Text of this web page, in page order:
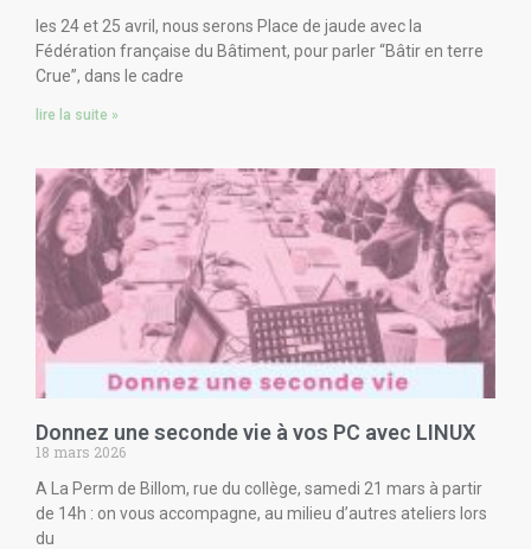
les 24 et 25 avril, nous serons Place de jaude avec la
Fédération française du Bâtiment, pour parler “Bâtir en terre
Crue”, dans le cadre
lire la suite »
Donnez une seconde vie à vos PC avec LINUX
18 mars 2026
A La Perm de Billom, rue du collège, samedi 21 mars à partir
de 14h : on vous accompagne, au milieu d’autres ateliers lors
du